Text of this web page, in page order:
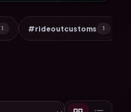
1 #rideoutcustoms 1